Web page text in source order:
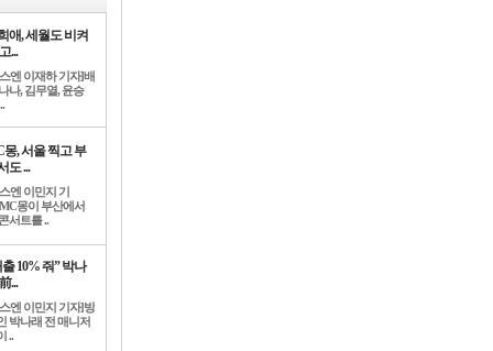
애, 세월도 비켜
...
엔 이재하 기자]배
나, 김무열, 윤승
, 서울 찍고 부
도 ...
엔 이민지 기
몽이 부산에서
서트를 ..
10% 줘” 박나
...
엔 이민지 기자]방
박나래 전 매니저
..